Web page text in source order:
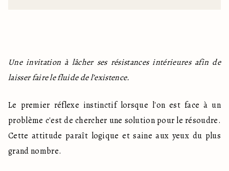
Une invitation à lâcher ses résistances intérieures afin de
laisser faire le fluide de l’existence.
Le premier réflexe instinctif lorsque l'on est face à un
problème c'est de chercher une solution pour le résoudre.
Cette attitude paraît logique et saine aux yeux du plus
grand nombre.